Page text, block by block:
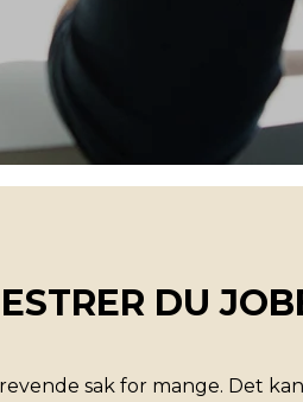
DU
sak for mange. Det